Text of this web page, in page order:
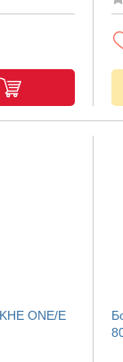
ONE/E